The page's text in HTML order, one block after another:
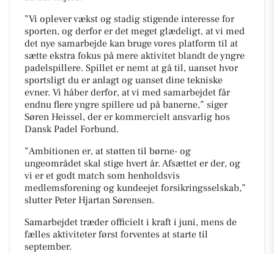
”Vi oplever vækst og stadig stigende interesse for
sporten, og derfor er det meget glædeligt, at vi med
det nye samarbejde kan bruge vores platform til at
sætte ekstra fokus på mere aktivitet blandt de yngre
padelspillere. Spillet er nemt at gå til, uanset hvor
sportsligt du er anlagt og uanset dine tekniske
evner. Vi håber derfor, at vi med samarbejdet får
endnu flere yngre spillere ud på banerne,” siger
Søren Heissel, der er kommercielt ansvarlig hos
Dansk Padel Forbund.
”Ambitionen er, at støtten til børne- og
ungeområdet skal stige hvert år. Afsættet er der, og
vi er et godt match som henholdsvis
medlemsforening og kundeejet forsikringsselskab,”
slutter Peter Hjartan Sørensen.
Samarbejdet træder officielt i kraft i juni, mens de
fælles aktiviteter først forventes at starte til
september.